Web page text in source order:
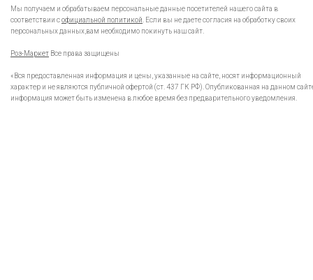
Мы получаем и обрабатываем персональные данные посетителей нашего сайта в
соответствии софициальной политикой . Если вы не даете согласия на обработку своих
персональных данных,вам необходимо покинуть наш сайт.
Роз-Маркет Все права защищены
«Вся предоставленная информация и цены, указанные на сайте, носят информационный
характер и не являются публичной офертой (ст. 437 ГК РФ). Опубликованная на данном
информация может быть изменена в любое время без предварительного уведомления.